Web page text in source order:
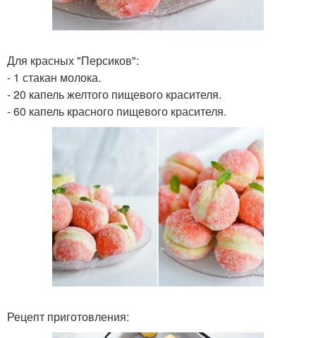
Для красных "Персиков":
- 1 стакан молока.
- 20 капель желтого пищевого красителя.
- 60 капель красного пищевого красителя.
Рецепт приготовления: